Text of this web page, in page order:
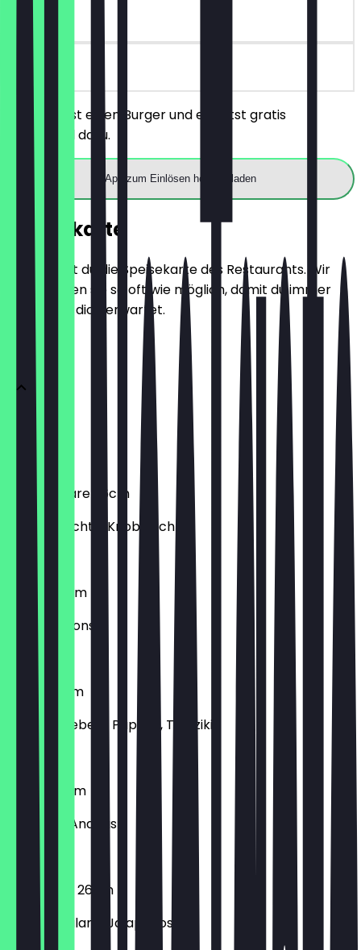
Du bestellst einen Burger und erhältst gratis
Fingerfood dazu.
App zum Einlösen herunterladen
Speisekarte
Hier findest du die Speisekarte des Restaurants. Wir
aktualisieren sie so oft wie möglich, damit du immer
weißt, was dich erwartet.
Salami
Salami
Frutti di Mare 26cm
Meeresfrüchte, Knoblauch
€ 9,90
Funghi 26cm
Champignons
€ 7,90
Gyros 26cm
Gyros, Zwiebeln, Paprika, Tzatziki
€ 8,90
Hawaii 26cm
Schinken, Ananas
€ 8,90
Hot Salami 26cm
Scharfe Salami, Jalapeños